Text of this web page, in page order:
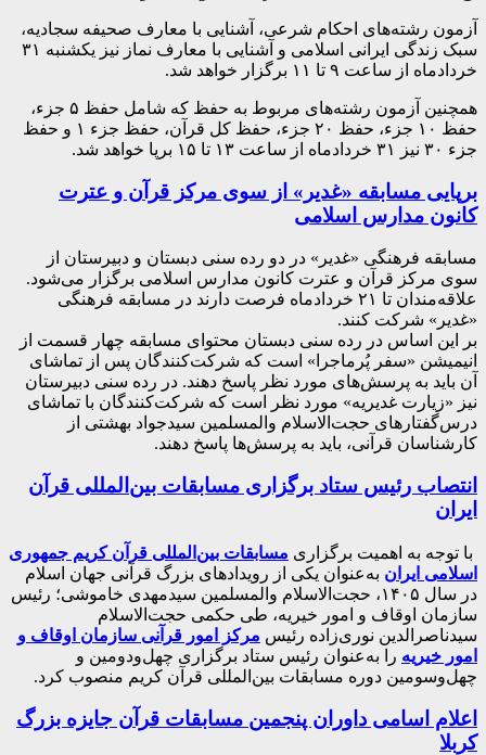
آزمون رشته‌های احکام شرعی، آشنایی با معارف صحیفه سجادیه،
سبک زندگی ایرانی اسلامی و آشنایی با معارف نماز نیز یکشنبه ۳۱
خردادماه از ساعت ۹ تا ۱۱ برگزار خواهد شد.
همچنین آزمون رشته‌های مربوط به حفظ که شامل حفظ ۵ جزء،
حفظ ۱۰ جزء، حفظ ۲۰ جزء، حفظ کل قرآن، حفظ جزء ۱ و حفظ
جزء ۳۰ نیز ۳۱ خردادماه از ساعت ۱۳ تا ۱۵ برپا خواهد شد.
برپایی مسابقه «غدیر» از سوی مرکز قرآن و عترت
کانون مدارس اسلامی
مسابقه فرهنگی «غدیر» در دو رده سنی دبستان و دبیرستان از
سوی مرکز قرآن و عترت کانون مدارس اسلامی برگزار می‌شود.
علاقه‌مندان تا ۲۱ خردادماه فرصت دارند در مسابقه فرهنگی
«غدیر» شرکت کنند.
بر این اساس در رده سنی دبستان محتوای مسابقه چهار قسمت از
انیمیشن «سفر پُرماجرا» است که شرکت‌کنندگان پس از تماشای
آن باید به پرسش‌های مورد نظر پاسخ دهند. در رده سنی دبیرستان
نیز «زیارت غدیریه» مورد نظر است که شرکت‌کنندگان با تماشای
درس‌گفتارهای حجت‌الاسلام‌ والمسلمین سیدجواد بهشتی از
کارشناسان قرآنی، باید به پرسش‌ها پاسخ دهند.
انتصاب رئیس ستاد برگزاری مسابقات بین‌المللی قرآن
ایران
با توجه به اهمیت برگزاری مسابقات بین‌المللی قرآن کریم جمهوری
اسلامی ایران به‌عنوان یکی از رویدادهای بزرگ قرآنی جهان اسلام
در سال ۱۴۰۵، حجت‌الاسلام والمسلمین سیدمهدی خاموشی؛ رئیس
سازمان اوقاف و امور خیریه، طی حکمی حجت‌الاسلام
سیدناصرالدین نوری‌زاده رئیس مرکز امور قرآنی سازمان اوقاف و
امور خیریه را به‌عنوان رئیس ستاد برگزاری چهل‌ودومین و
چهل‌وسومین دوره مسابقات بین‌المللی قرآن کریم منصوب کرد.
اعلام اسامی داوران پنجمین مسابقات قرآن جایزه بزرگ
کربلا